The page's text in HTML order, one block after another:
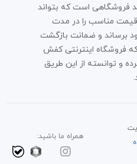
فروشگاهی است که بتواند
قیمت مناسب را در مدت
برساند و ضمانت بازگشت
فروشگاه اینترنتی کفش
و توانسته از این طریق
همراه ما باشید: